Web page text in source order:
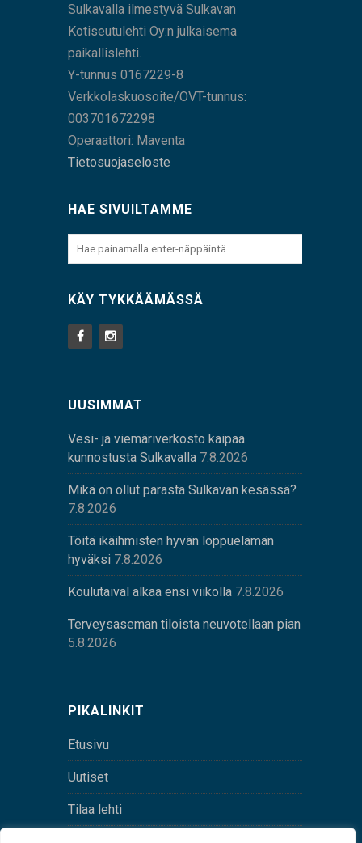
Sulkavalla ilmestyvä Sulkavan
Kotiseutulehti Oy:n julkaisema
paikallislehti.
Y-tunnus 0167229-8
Verkkolaskuosoite/OVT-tunnus:
003701672298
Operaattori: Maventa
Tietosuojaseloste
HAE SIVUILTAMME
KÄY TYKKÄÄMÄSSÄ
UUSIMMAT
Vesi- ja viemäriverkosto kaipaa
kunnostusta Sulkavalla 7.8.2026
Mikä on ollut parasta Sulkavan kesässä?
7.8.2026
Töitä ikäihmisten hyvän loppuelämän
hyväksi 7.8.2026
Koulutaival alkaa ensi viikolla 7.8.2026
Terveysaseman tiloista neuvotellaan pian
5.8.2026
PIKALINKIT
Etusivu
Uutiset
Tilaa lehti